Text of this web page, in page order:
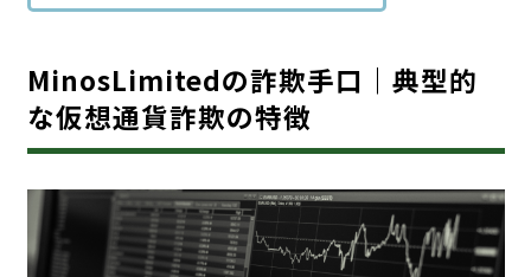
MinosLimitedの詐欺手口｜典型的
な仮想通貨詐欺の特徴